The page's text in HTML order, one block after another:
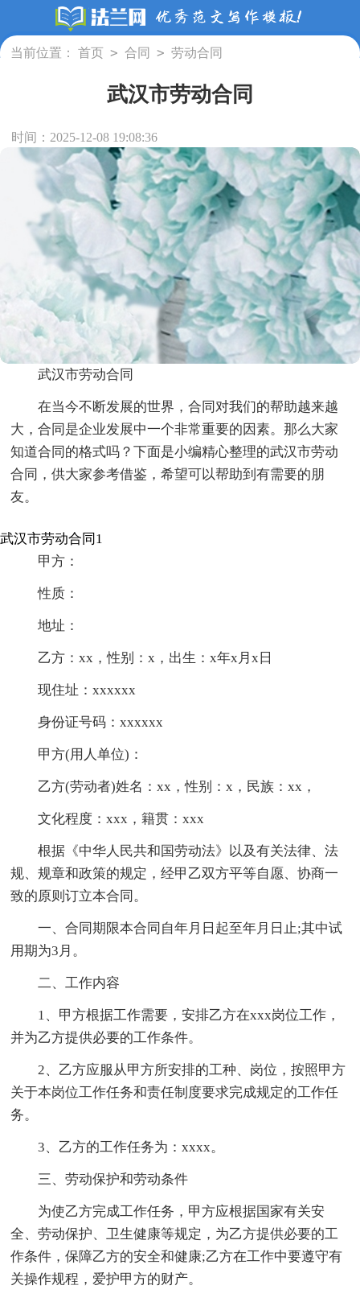
当前位置： 首页 > 合同 > 劳动合同
武汉市劳动合同
时间：2025-12-08 19:08:36
武汉市劳动合同
在当今不断发展的世界，合同对我们的帮助越来越
大，合同是企业发展中一个非常重要的因素。那么大家
知道合同的格式吗？下面是小编精心整理的武汉市劳动
合同，供大家参考借鉴，希望可以帮助到有需要的朋
友。
武汉市劳动合同1
甲方：
性质：
地址：
乙方：xx，性别：x，出生：x年x月x日
现住址：xxxxxx
身份证号码：xxxxxx
甲方(用人单位)：
乙方(劳动者)姓名：xx，性别：x，民族：xx，
文化程度：xxx，籍贯：xxx
根据《中华人民共和国劳动法》以及有关法律、法
规、规章和政策的规定，经甲乙双方平等自愿、协商一
致的原则订立本合同。
一、合同期限本合同自年月日起至年月日止;其中试
用期为3月。
二、工作内容
1、甲方根据工作需要，安排乙方在xxx岗位工作，
并为乙方提供必要的工作条件。
2、乙方应服从甲方所安排的工种、岗位，按照甲方
关于本岗位工作任务和责任制度要求完成规定的工作任
务。
3、乙方的工作任务为：xxxx。
三、劳动保护和劳动条件
为使乙方完成工作任务，甲方应根据国家有关安
全、劳动保护、卫生健康等规定，为乙方提供必要的工
作条件，保障乙方的安全和健康;乙方在工作中要遵守有
关操作规程，爱护甲方的财产。